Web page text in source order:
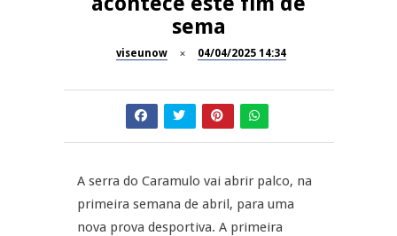
Dia do Foral em São João da
Pesqueira
Summer Fusion em
Sernancelhe
REPORTAGENS
Festas do Concelho de Penalva
MANGUALDE
Amador de Abrunhosa-a-Velha
sema
viseunow 04/04/2025 14:34
A serra do Caramulo vai abrir palco, na
primeira semana de abril, para uma
nova prova desportiva. A primeira